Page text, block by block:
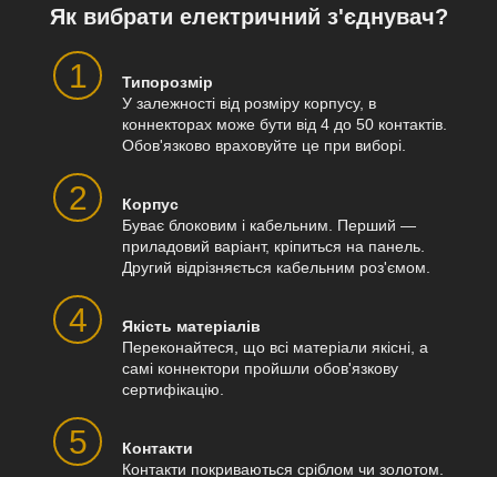
Як вибрати електричний з'єднувач?
1
Типорозмір
У залежності від розміру корпусу, в
коннекторах може бути від 4 до 50 контактів.
Обов'язково враховуйте це при виборі.
2
Корпус
Буває блоковим і кабельним. Перший —
приладовий варіант, кріпиться на панель.
Другий відрізняється кабельним роз'ємом.
4
Якість матеріалів
Переконайтеся, що всі матеріали якісні, а
самі коннектори пройшли обов'язкову
сертифікацію.
5
Контакти
Контакти покриваються сріблом чи золотом.